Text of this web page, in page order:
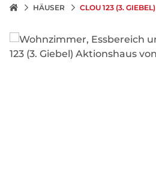
HÄUSER CLOU 123 (3. GIEBEL)